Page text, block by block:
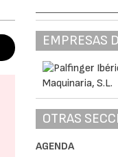
EMPRESAS
OTRAS
AGENDA